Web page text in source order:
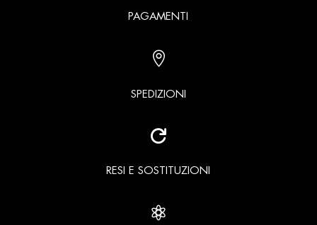
PAGAMENTI

SPEDIZIONI

RESI E SOSTITUZIONI
